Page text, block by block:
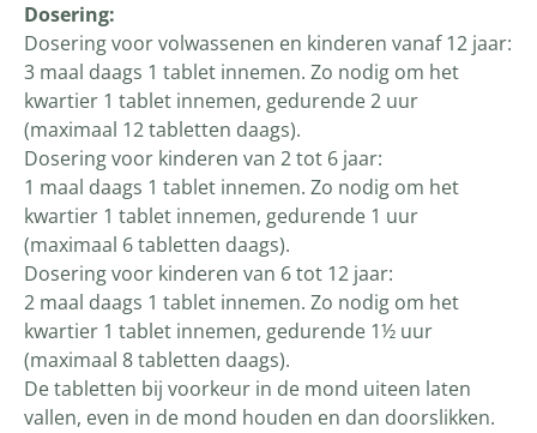
Dosering:
Dosering voor volwassenen en kinderen vanaf 12 jaar:
3 maal daags 1 tablet innemen. Zo nodig om het
kwartier 1 tablet innemen, gedurende 2 uur
(maximaal 12 tabletten daags).
Dosering voor kinderen van 2 tot 6 jaar:
1 maal daags 1 tablet innemen. Zo nodig om het
kwartier 1 tablet innemen, gedurende 1 uur
(maximaal 6 tabletten daags).
Dosering voor kinderen van 6 tot 12 jaar:
2 maal daags 1 tablet innemen. Zo nodig om het
kwartier 1 tablet innemen, gedurende 1½ uur
(maximaal 8 tabletten daags).
De tabletten bij voorkeur in de mond uiteen laten
vallen, even in de mond houden en dan doorslikken.